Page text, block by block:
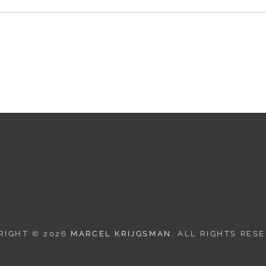
© 2026 MARCEL KRIJGSMAN . ALL RIGHTS